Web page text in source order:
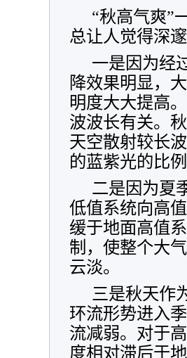
“秋高气爽”
总让人觉得深
一是因为经
降效果明显，
明度大大提高
波波长有关。
天空散射较长
的蓝紫光的比
二是因为夏
低值系统向高
缓于地面高值
制，使整个大
云淡。
三是秋天作
环流形势进入
流减弱。对于
度相对滞后于